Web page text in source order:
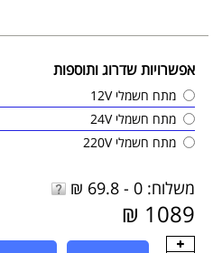
אפשרויות שדרוג ותוספות
מתח חשמלי 12V
מתח חשמלי 24V
מתח חשמלי 220V
משלוח: 0 - 69.8 ₪
1089 ₪